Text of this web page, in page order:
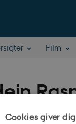
Film
ph.d.
Cookies giver